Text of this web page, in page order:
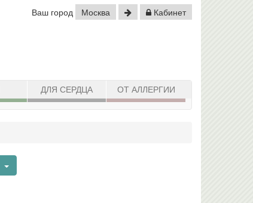
Ваш город Москва Кабинет
ДЛЯ СЕРДЦА ОТ АЛЛЕРГИИ
Toggle Dropdown